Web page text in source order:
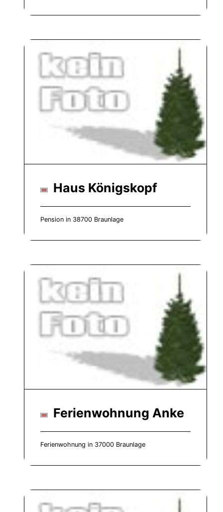
Haus Königskopf
Pension in 38700 Braunlage
Ferienwohnung Anke
Ferienwohnung in 37000 Braunlage